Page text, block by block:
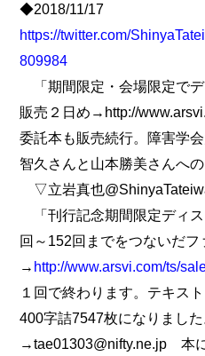
◆2018/11/17
https://twitter.com/
809984
「期間限定・会場限定でデ
販売２日め→http://
委託本も販売続行。障害学
智久さんと山本勝美さんへ
▽立岩真也
「刊行記念期間限定ディス
回～152回までをつないだフ
→ http://www.arsvi.com/ts/
１回で終わります。テキス
400字詰7547枚になりまし
→tae01303@nifty.ne.jp 本